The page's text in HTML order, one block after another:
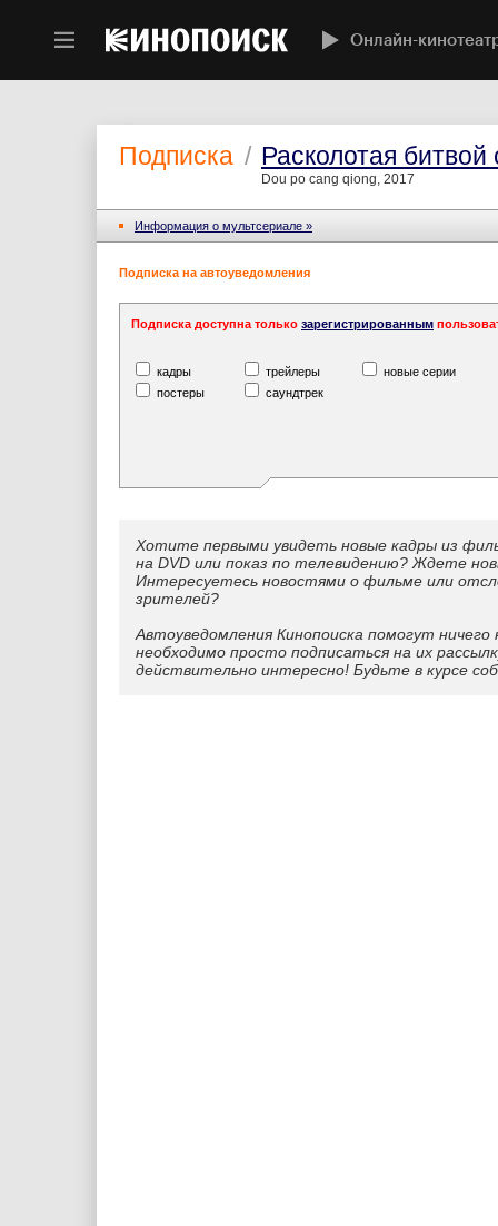
Онлайн-
Подписка / Расколотая
Dou po cang qiong, 2017
Информация o мультсериале »
Подписка на автоуведомления
Подписка доступна только зарегистрированным
кадры трейлеры
новые серии
постеры
саундтрек
Хотите первыми увидеть новые кадры из
на DVD или показ по телевидению? Ждете
Интересуетесь новостями о фильме или
зрителей?
Автоуведомления Кинопоиска помогут
необходимо просто подписаться на их
действительно интересно! Будьте в курсе